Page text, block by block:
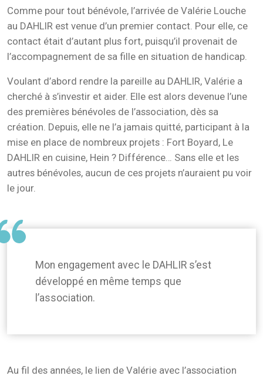
Comme pour tout bénévole, l’arrivée de Valérie Louche
au DAHLIR est venue d’un premier contact. Pour elle, ce
contact était d’autant plus fort, puisqu’il provenait de
l’accompagnement de sa fille en situation de handicap.
Voulant d’abord rendre la pareille au DAHLIR, Valérie a
cherché à s’investir et aider. Elle est alors devenue l’une
des premières bénévoles de l’association, dès sa
création. Depuis, elle ne l’a jamais quitté, participant à la
mise en place de nombreux projets : Fort Boyard, Le
DAHLIR en cuisine, Hein ? Différence… Sans elle et les
autres bénévoles, aucun de ces projets n’auraient pu voir
le jour.
Mon engagement avec le DAHLIR s’est
développé en même temps que
l’association.
Au fil des années, le lien de Valérie avec l’association